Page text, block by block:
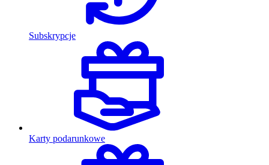
Subskrypcje
Karty podarunkowe